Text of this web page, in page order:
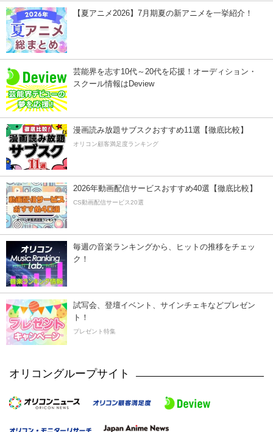
【夏アニメ2026】7月期夏の新アニメを一挙紹介！
芸能界を志す10代～20代を応援！オーディション・
スクール情報はDeview
漫画読み放題サブスクおすすめ11選【徹底比較】
オリコン顧客満足度ランキング
2026年動画配信サービスおすすめ40選【徹底比較】
CS動画配信サービス20選
毎週の音楽ランキングから、ヒットの推移をチェッ
ク！
試写会、登壇イベント、サインチェキなどプレゼン
ト！
プレゼント特集
オリコングループサイト